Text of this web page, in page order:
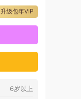
升级包年VIP
6岁以上